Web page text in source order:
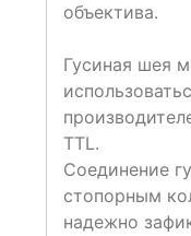
объектива.
Гусиная шея
TTL.
Соединение
стопорным
надежно